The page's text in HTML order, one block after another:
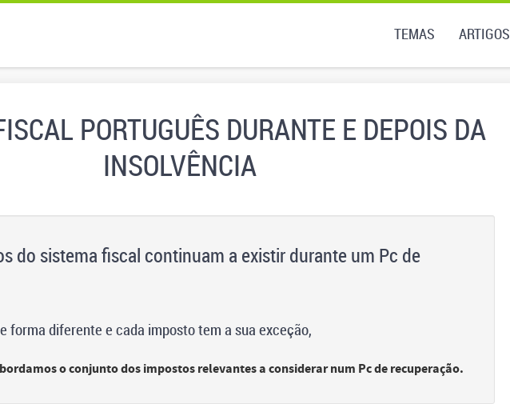
TEMAS ARTIGOS
PORTUGUÊS DURANTE E DEPOIS DA
INSOLVÊNCIA
do sistema fiscal continuam a existir durante um Pc de
forma diferente e cada imposto tem a sua exceção,
o conjunto dos impostos relevantes a considerar num Pc de recuperação.